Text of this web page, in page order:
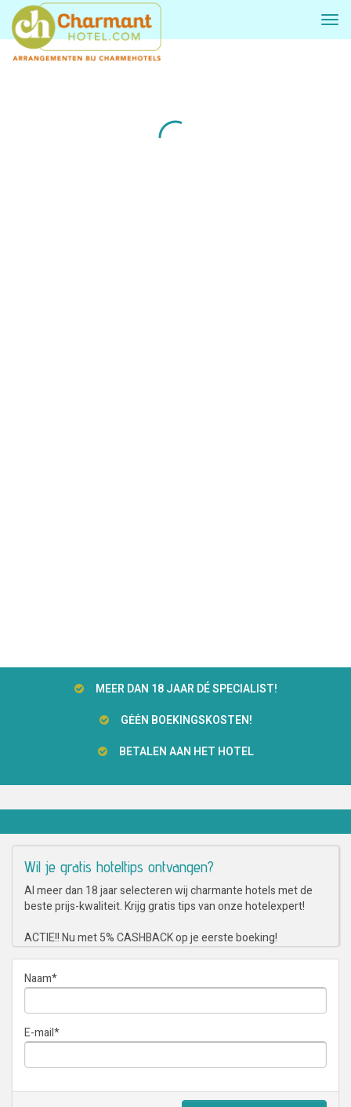
MEER DAN 18 JAAR DÉ SPECIALIST!
GĖĖN BOEKINGSKOSTEN!
BETALEN AAN HET HOTEL
Wil je gratis hoteltips ontvangen?
Al meer dan 18 jaar selecteren wij charmante hotels met de
beste prijs-kwaliteit. Krijg gratis tips van onze hotelexpert!
ACTIE!! Nu met 5% CASHBACK op je eerste boeking!
Naam*
E-mail*